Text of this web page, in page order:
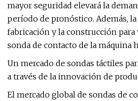
mayor seguridad elevará la
período de pronóstico. Además,
fabricación y la construcción para
sonda de contacto de la
Un mercado de sondas táctiles
a través de la innovación de
El mercado global de sondas de